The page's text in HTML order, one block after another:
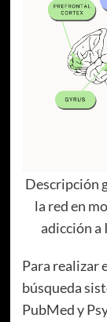
Descripción
la red en
adicción a
Para realizar
búsqueda
PubMed y